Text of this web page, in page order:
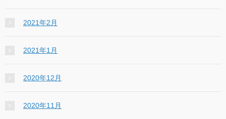
2021年2月
2021年1月
2020年12月
2020年11月